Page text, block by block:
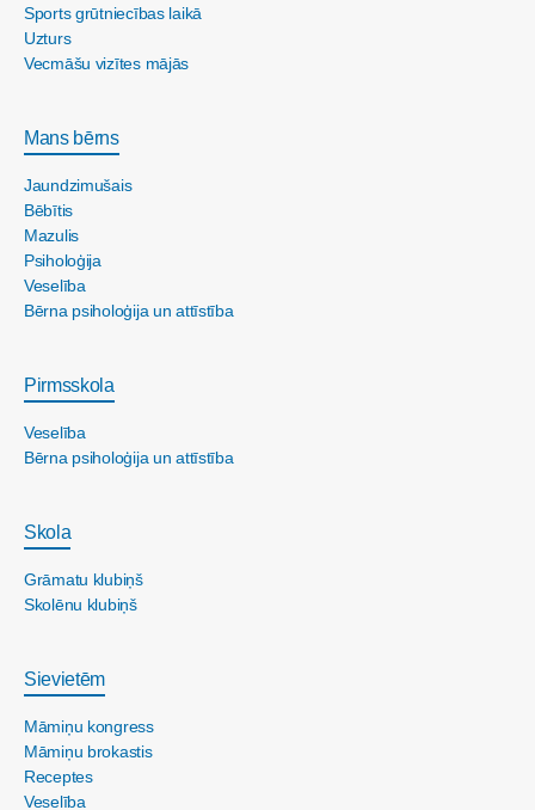
Sports grūtniecības laikā
Uzturs
Vecmāšu vizītes mājās
Mans bērns
Jaundzimušais
Bēbītis
Mazulis
Psiholoģija
Veselība
Bērna psiholoģija un attīstība
Pirmsskola
Veselība
Bērna psiholoģija un attīstība
Skola
Grāmatu klubiņš
Skolēnu klubiņš
Sievietēm
Māmiņu kongress
Māmiņu brokastis
Receptes
Veselība